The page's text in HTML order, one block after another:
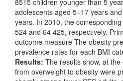
adolescents aged 5–17 years
years. In 2010, the
524 and 64 425, respectively.
outcome measure The obesity
prevalence rates for each BMI
Results: The results show, at
from overweight to obesity were